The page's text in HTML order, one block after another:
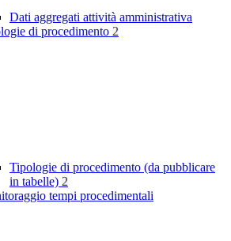
Dati aggregati attività amministrativa
di procedimento 2
Tipologie di procedimento (da pubblicare
in tabelle) 2
tempi procedimentali